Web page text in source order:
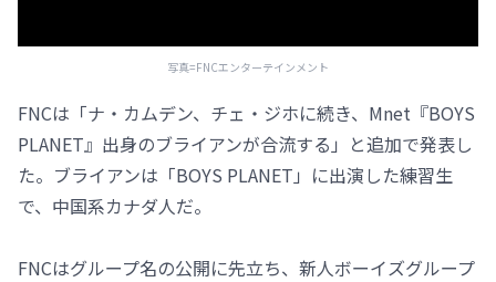
写真=FNCエンターテインメント
FNCは「ナ・カムデン、チェ・ジホに続き、Mnet『BOYS
PLANET』出身のブライアンが合流する」と追加で発表し
た。ブライアンは「BOYS PLANET」に出演した練習生
で、中国系カナダ人だ。
FNCはグループ名の公開に先立ち、新人ボーイズグループ